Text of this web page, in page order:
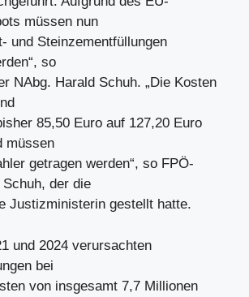
müssen nun
und Steinzementfüllungen
so
NAbg. Harald Schuh. „Die Kosten
85,50 Euro auf 127,20 Euro
müssen
getragen werden“, so FPÖ-
der die
Justizministerin gestellt hatte.
und 2024 verursachten
bei
von insgesamt 7,7 Millionen